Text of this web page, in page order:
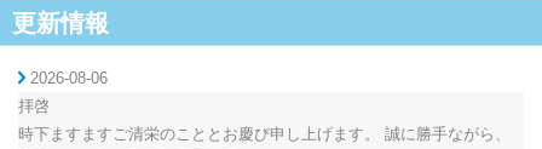
更新情報
2026-08-06
拝啓
時下ますますご清栄のこととお慶び申し上げます。 誠に勝手ながら、